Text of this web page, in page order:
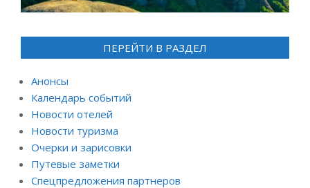
ПЕРЕЙТИ В РАЗДЕЛ
Анонсы
Календарь событий
Новости отелей
Новости туризма
Очерки и зарисовки
Путевые заметки
Спецпредложения партнеров